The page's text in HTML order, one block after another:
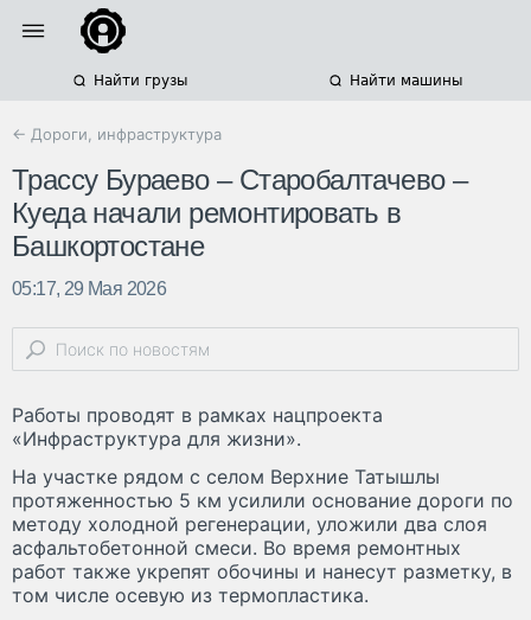
Найти грузы Найти машины
← Дороги, инфраструктура
Трассу Бураево – Старобалтачево –
Куеда начали ремонтировать в
Башкортостане
05:17, 29 Мая 2026
Работы проводят в рамках нацпроекта
«Инфраструктура для жизни».
На участке рядом с селом Верхние Татышлы
протяженностью 5 км усилили основание дороги по
методу холодной регенерации, уложили два слоя
асфальтобетонной смеси. Во время ремонтных
работ также укрепят обочины и нанесут разметку, в
том числе осевую из термопластика.